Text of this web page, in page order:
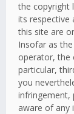
the copyright
its respective
this site are
Insofar as
operator, the
particular,
you
infringement,
aware of any